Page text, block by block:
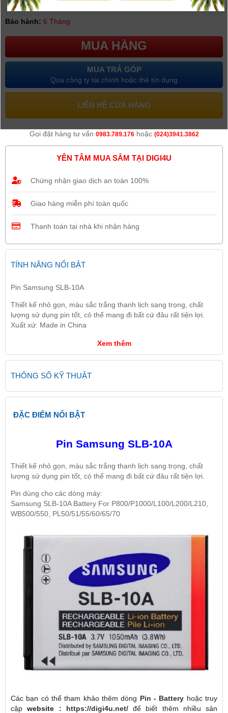
Giá khuyến mại: 230.000đ
Bảo hành: 6 Tháng
MUA HÀNG
MUA TRẢ GÓP
Qua công ty tài chính hoặc thẻ tín dụng
LIÊN HỆ CỬA HÀNG
Gọi đặt hàng tư vấn 0983.789.176hoặc (024)3941.3862
YÊN TÂM MUA SẮM TẠI DIGI4U
Chứng nhận giao dịch an toàn 100%
Giao hàng miễn phí toàn quốc
Thanh toán tại nhà khi nhận hàng
TÍNH NĂNG NỔI BẬT
Pin Samsung SLB-10A
Thiết kế nhỏ gọn, màu sắc trắng thanh lịch sang trọng, chất
lượng sử dụng pin tốt, có thể mang đi bất cứ đâu rất tiện lợi.
Xuất xứ: Made in China
Xem thêm
THÔNG SỐ KỸ THUẬT
ĐẶC ĐIỂM NỔI BẬT
Pin Samsung SLB-10A
Thiết kế nhỏ gọn, màu sắc trắng thanh lịch sang trọng, chất
lượng sử dụng pin tốt, có thể mang đi bất cứ đâu rất tiện lợi.
Pin dùng cho các dòng máy:
Samsung SLB-10A Battery For P800/P1000/L100/L200/L210,
WB500/550, PL50/51/55/60/65/70
Các bạn có thể tham khảo thêm dòng Pin - Battery hoặc truy
cậpwebsite : https://digi4u.net/để biết thêm nhiều sản